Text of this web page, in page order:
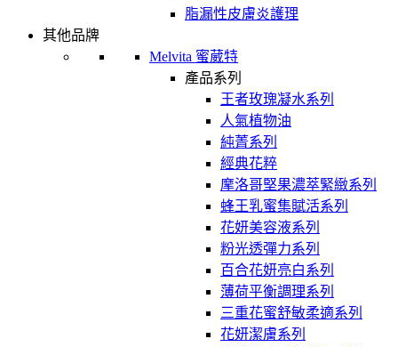
脂漏性皮膚炎護理
其他品牌
Melvita 蜜葳特
產品系列
王者玫瑰凝水系列
人氣植物油
純菁系列
經典花粹
摩洛哥堅果濃萃緊緻系列
蜂王乳蜜集賦活系列
花妍美容液系列
粉光透彈力系列
百合花妍亮白系列
薄荷平衡調理系列
三重花蜜舒敏柔適系列
花妍潔膚系列